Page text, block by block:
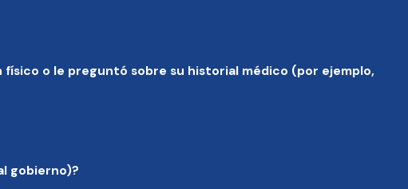
físico o le preguntó sobre su historial médico (por ejemplo,
gobierno)?